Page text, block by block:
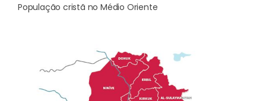
População cristã no Médio Oriente